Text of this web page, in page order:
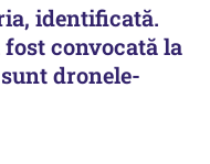
identificată.
convocată la
dronele-